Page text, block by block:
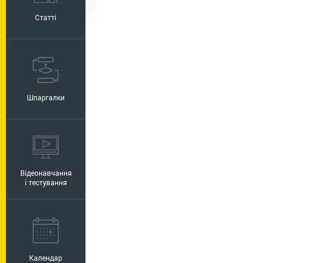
Статті
Шпаргалки
Відеонавчання
і тестування
Календар